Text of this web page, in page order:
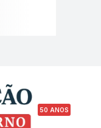
50 ANOS